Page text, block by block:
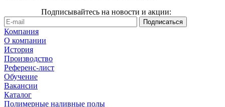
Подписывайтесь на новости и акции:
Компания
О компании
История
Производство
Референс-лист
Обучение
Вакансии
Каталог
Полимерные наливные полы